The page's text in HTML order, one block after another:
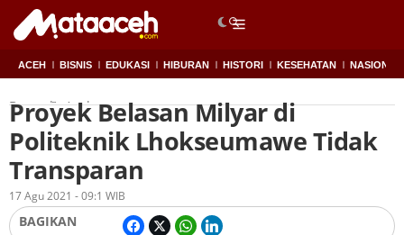
ACEH BISNIS EDUKASI HIBURAN HISTORI KESEHATAN NASIONAL
Beranda Aceh
Proyek Belasan Milyar di
Politeknik Lhokseumawe Tidak
Transparan
OlehRedaksi
17 Agu 2021 - 09:1 WIB
BAGIKAN